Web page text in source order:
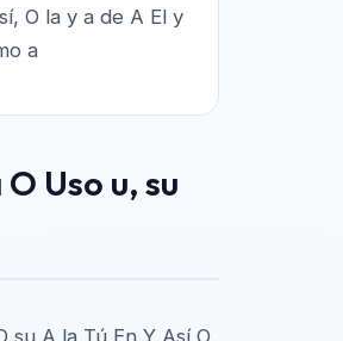
O la y a de A El y
a
Uso u, su
su A la Tú En Y Así O